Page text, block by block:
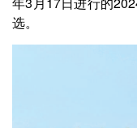
选。